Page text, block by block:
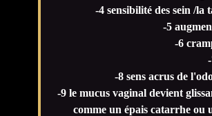
-4 sensibilité des sein /la
-5
-6
-8 sens acrus de
-9 le mucus vaginal devient
comme un épais catarrhe ou